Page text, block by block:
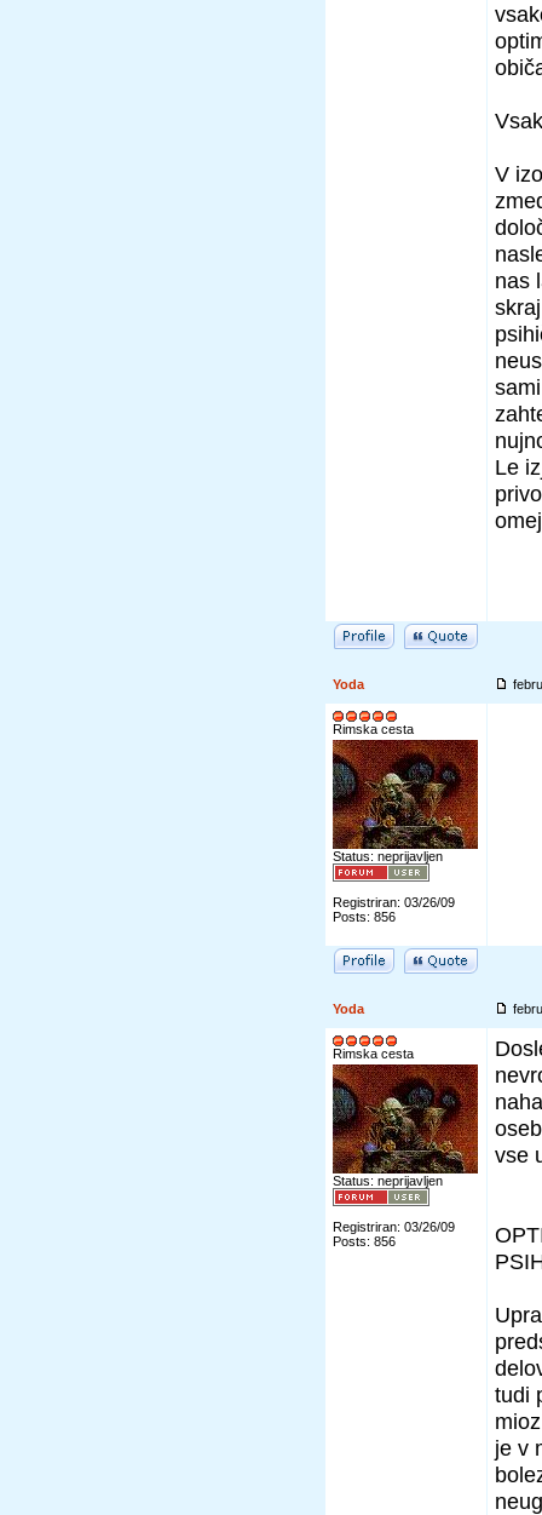
V
nas
Le
Yoda
Rimska cesta
Status: neprijavljen
Registriran: 03/26/09
Posts: 856
Yoda
Rimska cesta
Status: neprijavljen
Registriran: 03/26/09
Posts: 856
vse
tudi
je v